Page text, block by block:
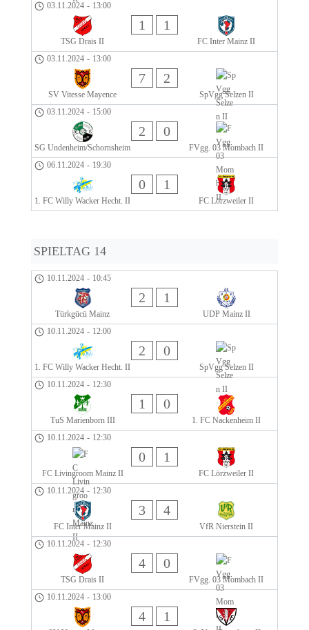
03.11.2024 - 13:00
TSG Drais II
1 1
FC Inter Mainz II
03.11.2024 - 13:00
SV Vitesse Mayence
7 2
SpVgg Selzen II
03.11.2024 - 15:00
SG Undenheim/Schornsheim
2 0
FVgg. 03 Mombach II
06.11.2024 - 19:30
1. FC Willy Wacker Hecht. II
0 1
FC Lörzweiler II
SPIELTAG 14
10.11.2024 - 10:45
Türkgücü Mainz
2 1
UDP Mainz II
10.11.2024 - 12:00
1. FC Willy Wacker Hecht. II
2 0
SpVgg Selzen II
10.11.2024 - 12:30
TuS Marienborn III
1 0
1. FC Nackenheim II
10.11.2024 - 12:30
FC Livingroom Mainz II
0 1
FC Lörzweiler II
10.11.2024 - 12:30
FC Inter Mainz II
3 4
VfR Nierstein II
10.11.2024 - 12:30
TSG Drais II
4 0
FVgg. 03 Mombach II
10.11.2024 - 13:00
4 1